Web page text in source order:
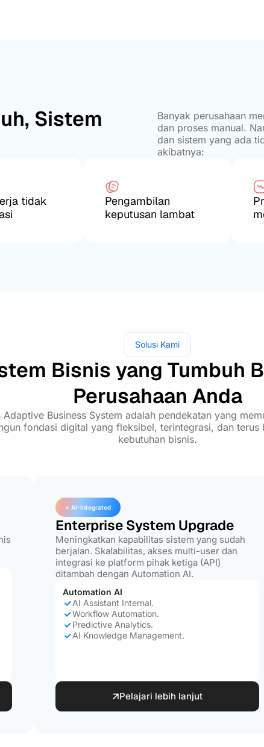
Sistem
Banyak perusahaan
dan proses manual.
dan sistem yang ada
akibatnya:
tidak
Pengambilan
keputusan lambat
Solusi Kami
Bisnis yang Tumbuh
Perusahaan Anda
Business System adalah pendekatan yang
fondasi digital yang fleksibel, terintegrasi, dan terus
kebutuhan bisnis.
+ AI-Integrated
Enterprise System Upgrade
Meningkatkan kapabilitas sistem yang sudah
berjalan. Skalabilitas, akses multi-user dan
integrasi ke platform pihak ketiga (API)
ditambah dengan Automation AI.
Automation AI
AI Assistant Internal.
Workflow Automation.
Predictive Analytics.
AI Knowledge Management.
Pelajari lebih lanjut